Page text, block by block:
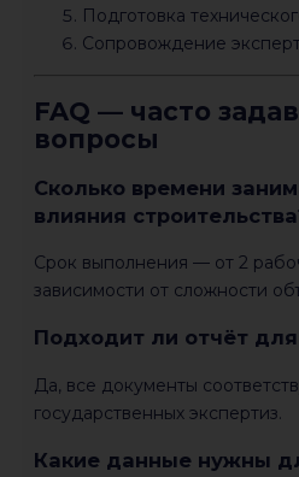
Подготовка
Сопровождение
FAQ — часто
вопросы
Сколько времени
влияния
Срок выполнения — от 2
зависимости от сложности
Подходит ли отчёт для
Да, все документы
государственных экспертиз.
Какие данные нужны